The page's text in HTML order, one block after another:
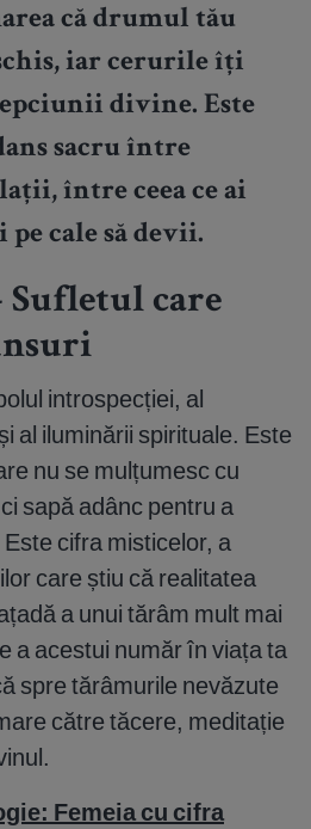
că drumul tău
iar cerurile îți
divine. Este
sacru între
între ceea ce ai
pe cale să devii.
Sufletul care
introspecției, al
al iluminării spirituale. Este
nu se mulțumesc cu
sapă adânc pentru a
cifra misticelor, a
care știu că realitatea
a unui tărâm mult mai
a acestui număr în viața ta
spre tărâmurile nevăzute
către tăcere, meditație
Femeia cu cifra